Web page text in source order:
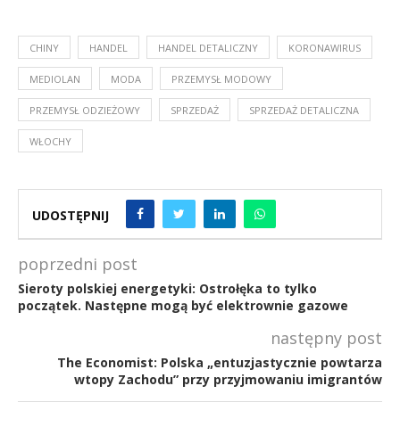
CHINY HANDEL HANDEL DETALICZNY KORONAWIRUS
MEDIOLAN MODA PRZEMYSŁ MODOWY
PRZEMYSŁ ODZIEŻOWY SPRZEDAŻ SPRZEDAŻ DETALICZNA
WŁOCHY
UDOSTĘPNIJ
poprzedni post
Sieroty polskiej energetyki: Ostrołęka to tylko
początek. Następne mogą być elektrownie gazowe
następny post
The Economist: Polska „entuzjastycznie powtarza
wtopy Zachodu” przy przyjmowaniu imigrantów